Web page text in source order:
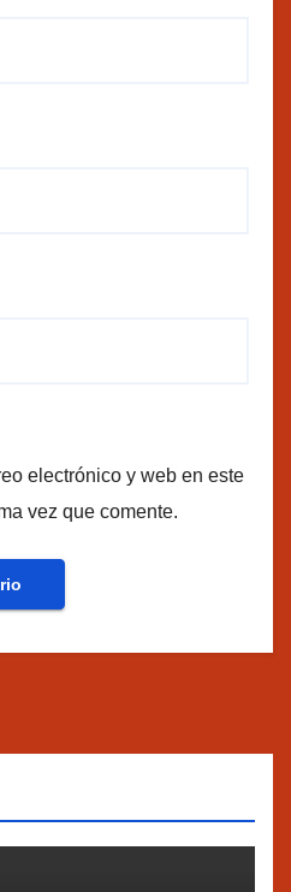
electrónico y web en este
vez que comente.